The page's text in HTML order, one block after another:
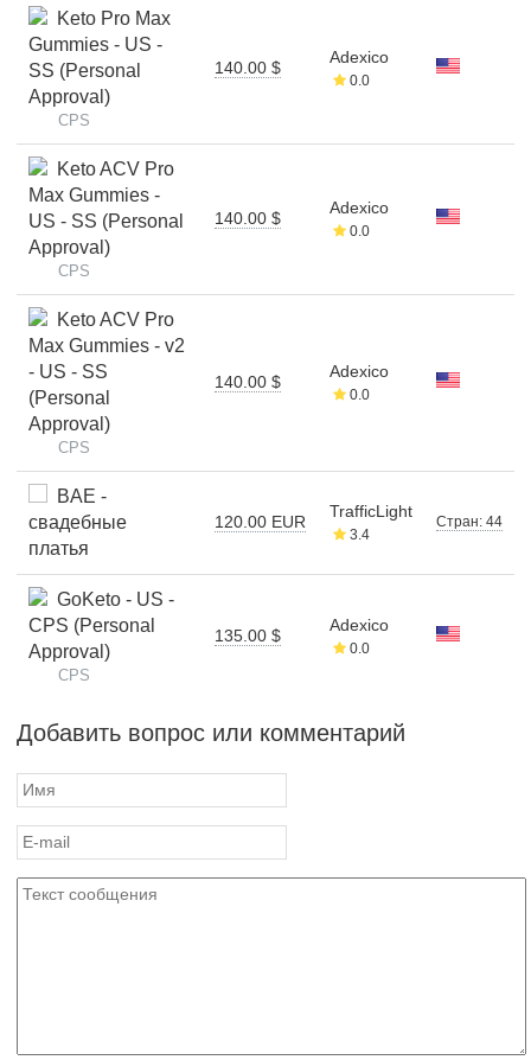
Keto Pro Max
Gummies - US -
SS (Personal
Approval)
CPS
140.00 $
Adexico
0.0
Keto ACV Pro
Max Gummies -
US - SS (Personal
Approval)
CPS
140.00 $
Adexico
0.0
Keto ACV Pro
Max Gummies - v2
- US - SS
(Personal
Approval)
CPS
140.00 $
Adexico
0.0
BAE -
свадебные
платья
120.00 EUR
TrafficLight
3.4
Стран: 44
GoKeto - US -
CPS (Personal
Approval)
CPS
135.00 $
Adexico
0.0
Добавить вопрос или комментарий